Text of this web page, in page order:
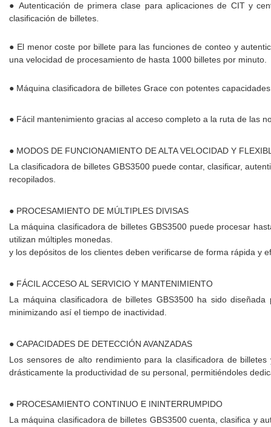
● Autenticación de primera clase para aplicaciones de CIT y
clasificación de billetes.
● El menor coste por billete para las funciones de conteo y
una velocidad de procesamiento de hasta 1000 billetes por minuto.
● Máquina clasificadora de billetes Grace con potentes
● Fácil mantenimiento gracias al acceso completo a la ruta de las
● MODOS DE FUNCIONAMIENTO DE ALTA VELOCIDAD Y
La clasificadora de billetes GBS3500 puede contar, clasificar,
recopilados.
● PROCESAMIENTO DE MÚLTIPLES DIVISAS
La máquina clasificadora de billetes GBS3500 puede procesar
utilizan múltiples monedas.
y los depósitos de los clientes deben verificarse de forma rápida y
● FÁCIL ACCESO AL SERVICIO Y MANTENIMIENTO
La máquina clasificadora de billetes GBS3500 ha sido
minimizando así el tiempo de inactividad.
● CAPACIDADES DE DETECCIÓN AVANZADAS
Los sensores de alto rendimiento para la clasificadora de
drásticamente la productividad de su personal, permitiéndoles
● PROCESAMIENTO CONTINUO E ININTERRUMPIDO
La máquina clasificadora de billetes GBS3500 cuenta, clasifica y